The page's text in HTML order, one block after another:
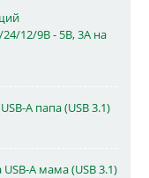
24/12/9В - 5В, 3А на
A папа (USB 3.1)
A мама (USB 3.1)